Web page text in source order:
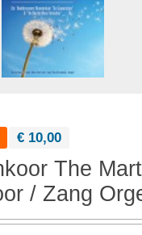
€ 10,00
The
/ Zang